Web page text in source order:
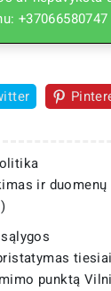
+37066580747
ir duomenų
punktą